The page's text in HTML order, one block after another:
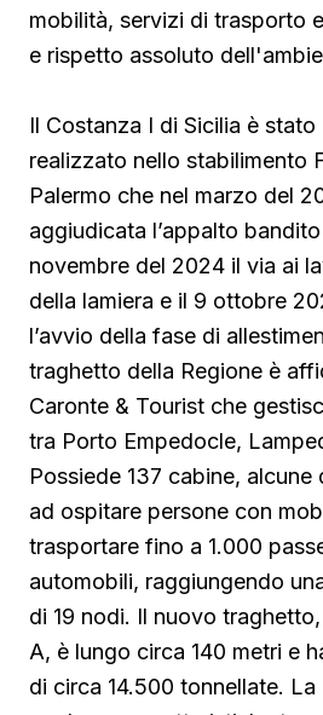
mobilità, servizi di trasporto
e rispetto assoluto
Il Costanza I di Sicilia è stato
realizzato nello stabilimento
Palermo che nel marzo del
aggiudicata l’appalto
novembre del 2024 il via ai
della lamiera e il 9 ottobre
l’avvio della fase di
traghetto della Regione è
Caronte & Tourist che
tra Porto Empedocle,
Possiede 137 cabine, alcune
ad ospitare persone con
trasportare fino a 1.000
automobili, raggiungendo
di 19 nodi. Il nuovo
A, è lungo circa 140 metri e
di circa 14.500 tonnellate.